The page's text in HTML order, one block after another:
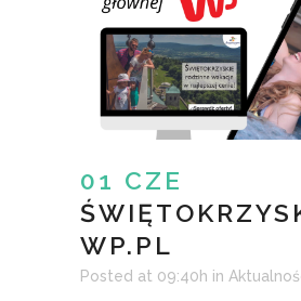
01 CZE
WP.PL
Posted at 09:40h in